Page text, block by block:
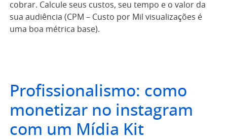
cobrar. Calcule seus custos, seu tempo e o valor da
sua audiência (CPM – Custo por Mil visualizações é
uma boa métrica base).
Profissionalismo: como
monetizar no instagram
com um Mídia Kit